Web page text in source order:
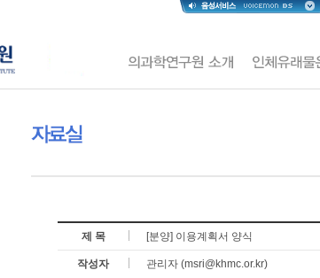
제 목 [분양] 이용계획서 양식
작성자 관리자 (msri@khmc.or.kr)